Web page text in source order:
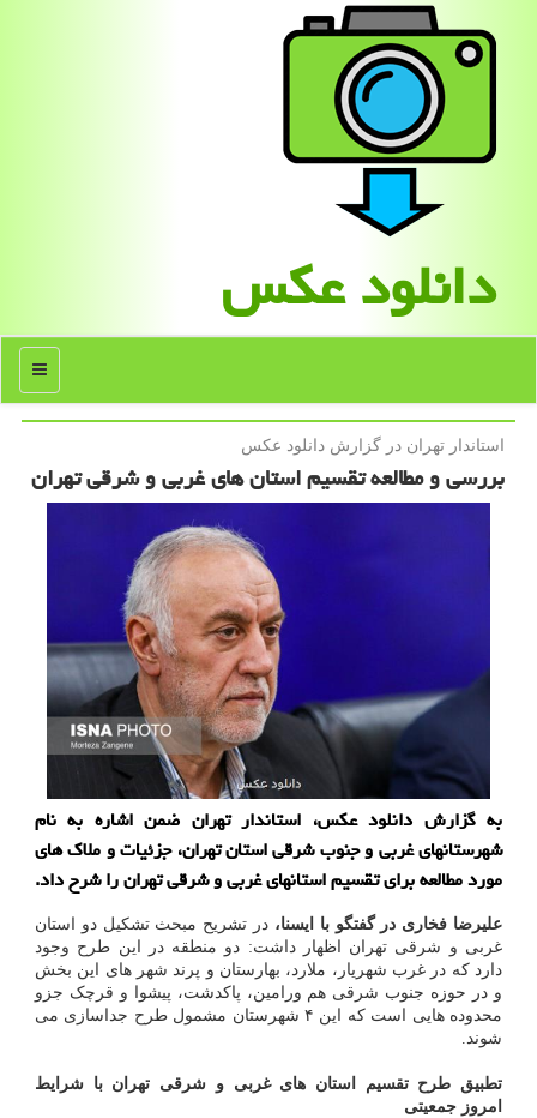
دانلود عكس
منو
استاندار تهران در گزارش دانلود عكس
بررسی و مطالعه تقسیم استان های غربی و شرقی تهران
به گزارش دانلود عکس، استاندار تهران ضمن اشاره به نام
شهرستانهای غربی و جنوب شرقی استان تهران، جزئیات و ملاک های
مورد مطالعه برای تقسیم استانهای غربی و شرقی تهران را شرح داد.
علیرضا فخاری در گفتگو با ایسنا، در تشریح مبحث تشکیل دو استان
غربی و شرقی تهران اظهار داشت: دو منطقه در این طرح وجود
دارد که در غرب شهریار، ملارد، بهارستان و پرند شهر های این بخش
و در حوزه جنوب شرقی هم ورامین، پاکدشت، پیشوا و قرچک جزو
محدوده هایی است که این ۴ شهرستان مشمول طرح جداسازی می
شوند.
تطبیق طرح تقسیم استان های غربی و شرقی تهران با شرایط
امروز جمعیتی